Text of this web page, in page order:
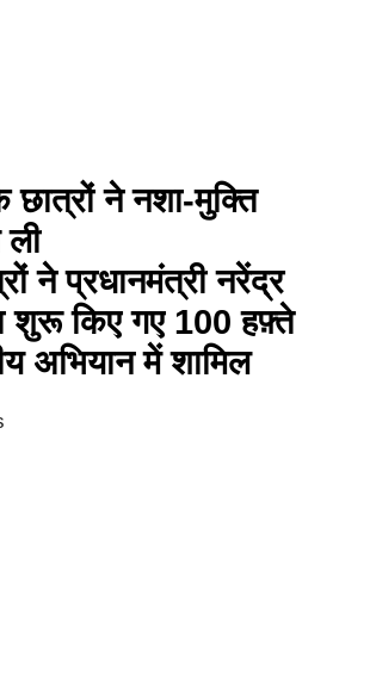
छात्रों ने नशा-मुक्ति
ने प्रधानमंत्री नरेंद्र
शुरू किए गए 100 हफ़्ते
अभियान में शामिल